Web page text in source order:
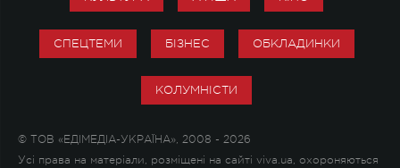
СПЕЦТЕМИ БІЗНЕС ОБКЛАДИНКИ
КОЛУМНІСТИ
© ТОВ «ЕДІМЕДІА-УКРАЇНА», 2008 - 2026
Усі права на матеріали, розміщені на сайті viva.ua, охороняються